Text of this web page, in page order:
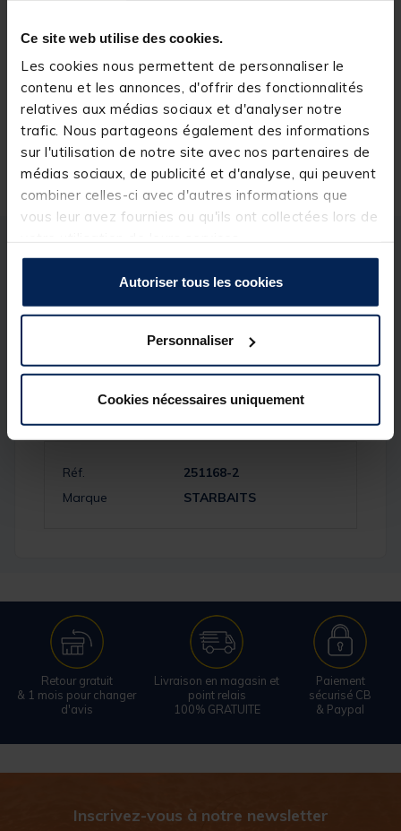
Ce site web utilise des cookies.
Les cookies nous permettent de personnaliser le
contenu et les annonces, d'offrir des fonctionnalités
relatives aux médias sociaux et d'analyser notre
trafic. Nous partageons également des informations
sur l'utilisation de notre site avec nos partenaires de
médias sociaux, de publicité et d'analyse, qui peuvent
combiner celles-ci avec d'autres informations que
vous leur avez fournies ou qu'ils ont collectées lors de
Autoriser tous les cookies
Personnaliser
Cookies nécessaires uniquement
Réserver en ligne et payer en magasin
Livraison gratuite en point relais et magasin
Retour gratuit, 1 mois pour changer d’avis
Description Spécifications
Description & détails
Réf.
251168-2
Marque
STARBAITS
Retour gratuit
& 1 mois pour changer
d'avis
Livraison en magasin et
point relais
100% GRATUITE
Paiement
sécurisé CB
& Paypal
Inscrivez-vous à notre newsletter